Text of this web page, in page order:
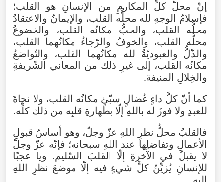
إنّ
محلَّ كلِّ المكارمِ من الإنسانِ هو
القلب؛
فإسلامُ الوجهِ لله محلُّه القلب، والإيمانُ والاعتقادُ
محلُّه
القلب، والحبُّ مكانُه القلب، والخضوعُ
محلُّه
القلب، والخوفُ والرّجاءُ مكانُهما القلب،
والذّلُّ
والعبوديّةُ لله مكانُهما القلب، والتّواضعُ
مكانُه القلب، إلى غيرِ ذلك من المعاني الشّريفةِ
والخِلالِ المنيفة.
كما أنّ كلَّ داءٍ عُضالٍ سيّئٍ مكانُه القلب، ولا نجاةَ
للعبدِ ولا فوزَ له باللهِ إلّا بطهارةِ قلبِه من ذلك كلِّه.
فالقلبُ محلُّ نظرِ اللهِ عزّ وجلّ، وهو أساسُ قبولِ
الأعمالِ وتفاضلِها عند اللهِ سبحانه؛ فإنّه عزّ وجلّ
لا يقبلُ في الآخرةِ إلّا القلبَ السّليم. ويا
عجبًا
للإنسانِ يُزيِّنُ كلَّ شيءٍ فيه إلّا موضعَ نظرِ
اللهِ
إليه